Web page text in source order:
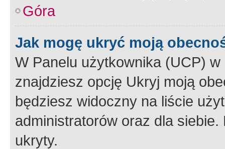
Góra
Jak mogę ukryć moją
W Panelu użytkownika (UCP) w
znajdziesz opcję Ukryj moją
będziesz widoczny na liście
administratorów oraz dla
ukryty.